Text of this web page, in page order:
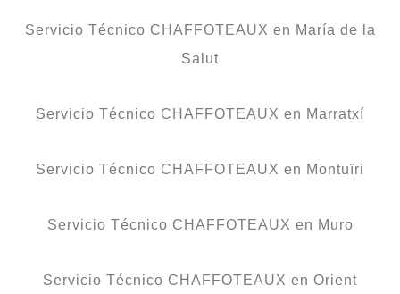
Servicio Técnico CHAFFOTEAUX en María de la
Salut
Servicio Técnico CHAFFOTEAUX en Marratxí
Servicio Técnico CHAFFOTEAUX en Montuïri
Servicio Técnico CHAFFOTEAUX en Muro
Servicio Técnico CHAFFOTEAUX en Orient